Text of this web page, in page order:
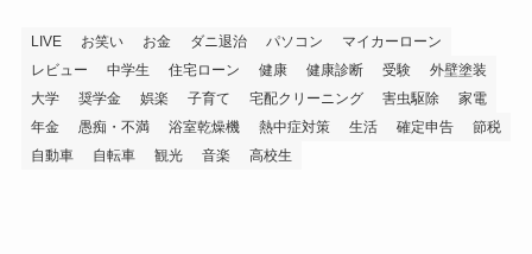
LIVE お笑い お金 ダニ退治 パソコン
マイカーローン
レビュー
中学生 住宅ローン 健康 健康診断 受験
外壁塗装
大学
奨学金 娯楽 子育て 宅配クリーニング 害虫駆除
家電
年金
愚痴・不満 浴室乾燥機 熱中症対策 生活 確定申告
節税
自動車
自転車 観光 音楽 高校生